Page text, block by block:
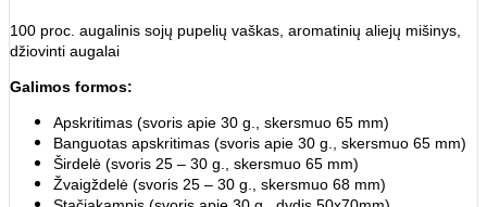
100 proc. augalinis sojų pupelių vaškas, aromatinių aliejų mišinys,
džiovinti augalai
Galimos formos:
Apskritimas (svoris apie 30 g., skersmuo 65 mm)
Banguotas apskritimas (svoris apie 30 g., skersmuo 65 mm)
Širdelė (svoris 25 – 30 g., skersmuo 65 mm)
Žvaigždelė (svoris 25 – 30 g., skersmuo 68 mm)